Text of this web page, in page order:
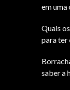
em uma
Quais
para ter
saber a